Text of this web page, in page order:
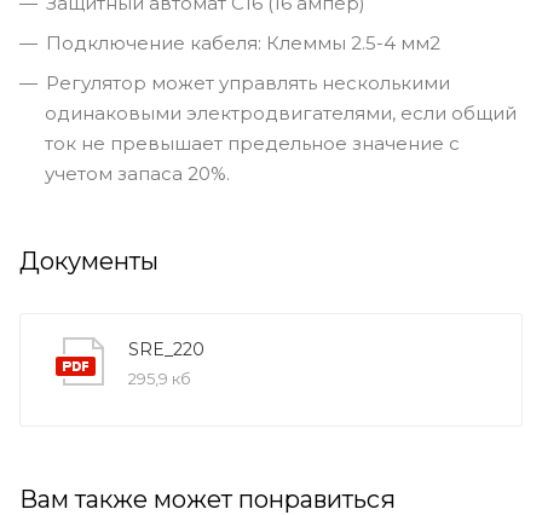
Подключение кабеля: Клеммы 2.5-4 мм2
Регулятор может управлять несколькими
одинаковыми электродвигателями, если общий
ток не превышает предельное значение с
учетом запаса 20%.
Документы
SRE_220
295,9 кб
Вам также может понравиться